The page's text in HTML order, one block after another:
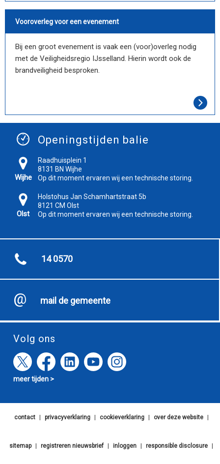
Vooroverleg voor een evenement
Bij een groot evenement is vaak een (voor)overleg nodig
met de Veiligheidsregio IJsselland. Hierin wordt ook de
brandveiligheid besproken.
Openingstijden balie
Wijhe
Raadhuisplein 1
8131 BN Wijhe
Op dit moment ervaren wij een technische storing.
Olst
Holstohus Jan Schamhartstraat 5b
8121 CM Olst
Op dit moment ervaren wij een technische storing.
meer tijden >
14 0570
mail de gemeente
Volg ons
contact privacyverklaring cookieverklaring over deze website
sitemap registreren nieuwsbrief inloggen responsible disclosure